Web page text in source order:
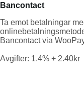
Bancontact
Ta emot betalningar
Bancontact via
Avgifter: 1.4% + 2.40kr